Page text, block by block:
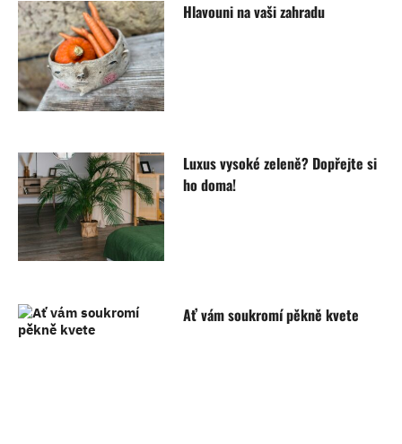
Hlavouni na vaši zahradu
Luxus vysoké zeleně? Dopřejte si
ho doma!
Ať vám soukromí pěkně kvete